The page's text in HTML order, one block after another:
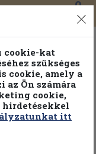
0
cookie-kat
szükséges
cookie, amely a
az Ön számára
cookie,
hirdetésekkel
itt